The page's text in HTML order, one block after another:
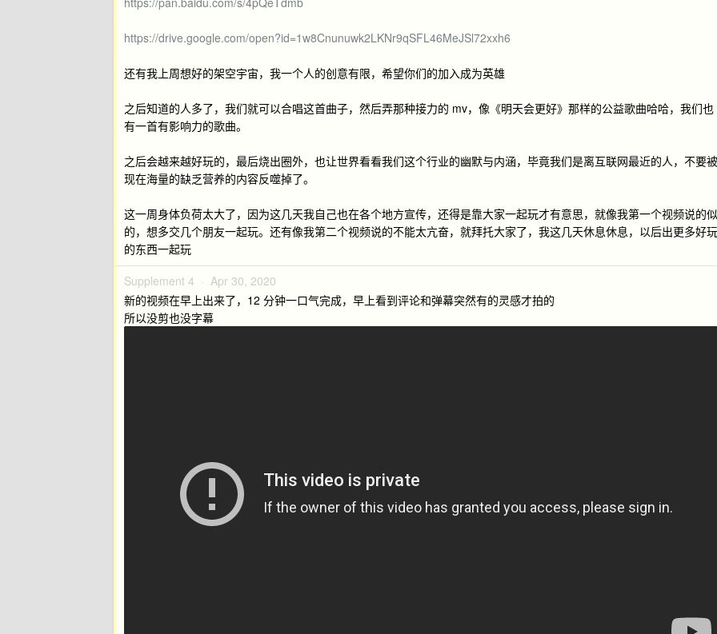
https://drive.google.com/open?id=1w8Cnunuwk2LKNr9qSFL46MeJSl72xxh6
还有我上周想好的架空宇宙，我一个人的创意有限，希望你们的加入成为英雄
之后知道的人多了，我们就可以合唱这首曲子，然后弄那种接力的 mv，像《明天会更好》那样的公益歌曲哈哈，我们也
有一首有影响力的歌曲。
之后会越来越好玩的，最后烧出圈外，也让世界看看我们这个行业的幽默与内涵，毕竟我们是离互联网最近的人，不要被
现在海量的缺乏营养的内容反噬掉了。
这一周身体负荷太大了，因为这几天我自己也在各个地方宣传，还得是靠大家一起玩才有意思，就像我第一个视频说的似
的，想多交几个朋友一起玩。还有像我第二个视频说的不能太亢奋，就拜托大家了，我这几天休息休息，以后出更多好玩
的东西一起玩
Supplement 4 · Apr 30, 2020
新的视频在早上出来了，12 分钟一口气完成，早上看到评论和弹幕突然有的灵感才拍的
所以没剪也没字幕